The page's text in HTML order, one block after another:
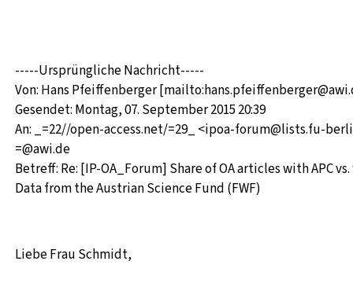
-----Ursprüngliche Nachricht-----
Von: Hans Pfeiffenberger
Gesendet: Montag, 07. September 2015 20:39
An: _=22//open-access.net/=29_ <ipoa-forum@lists.fu-
=@awi.de
Betreff: Re: [IP-OA_Forum] Share of OA articles with APC
Data from the Austrian Science Fund (FWF)
Liebe Frau Schmidt,